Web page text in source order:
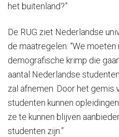
het buitenland?”
De RUG ziet Nederlandse
de maatregelen: “We
demografische krimp die
aantal Nederlandse
zal afnemen. Door het gemis
studenten kunnen
ze te kunnen blijven
studenten zijn.”